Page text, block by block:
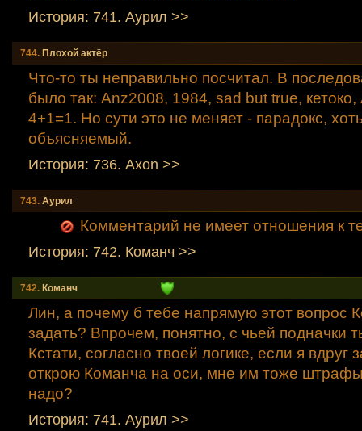
История: 741. Аурил >>
744. Плохой актёр
Что-то ты неправильно посчитал. В
было так: Anz2008, 1984, sad but true, кетоко,
4+1=1. Но сути это не меняет - парадокс,
объясняемый.
История: 736. Axon >>
743. Аурил
Комментарий не имеет отношения к
История: 742. Команч >>
742. Команч
Лин, а почему б тебе напрямую этот вопрос
задать? Впрочем, понятно, с чьей подначки
Кстати, согласно твоей логике, если я вдруг
открою Команча на оси, мне им тоже
надо?
История: 741. Аурил >>